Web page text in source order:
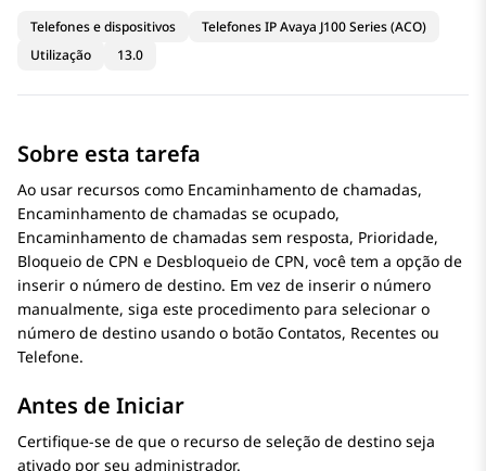
Telefones e dispositivos
Telefones IP Avaya J100 Series (ACO)
Utilização
13.0
Sobre esta tarefa
Ao usar recursos como Encaminhamento de chamadas,
Encaminhamento de chamadas se ocupado,
Encaminhamento de chamadas sem resposta, Prioridade,
Bloqueio de CPN e Desbloqueio de CPN, você tem a opção de
inserir o número de destino. Em vez de inserir o número
manualmente, siga este procedimento para selecionar o
número de destino usando o botão Contatos, Recentes ou
Telefone.
Antes de Iniciar
Certifique-se de que o recurso de seleção de destino seja
ativado por seu administrador.